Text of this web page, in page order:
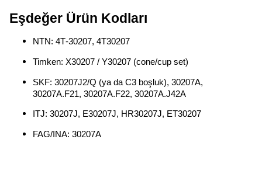
Eşdeğer Ürün Kodları
NTN: 4T‑30207, 4T30207
Timken: X30207 / Y30207 (cone/cup set)
SKF: 30207J2/Q (ya da C3 boşluk), 30207A,
30207A.F21, 30207A.F22, 30207A.J42A
ITJ: 30207J, E30207J, HR30207J, ET30207
FAG/INA: 30207A